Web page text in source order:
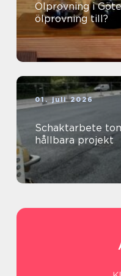
Ölprovning i
ölprovning till?
01. juli 2026
Schaktarbete tomelilla
hållbara projekt